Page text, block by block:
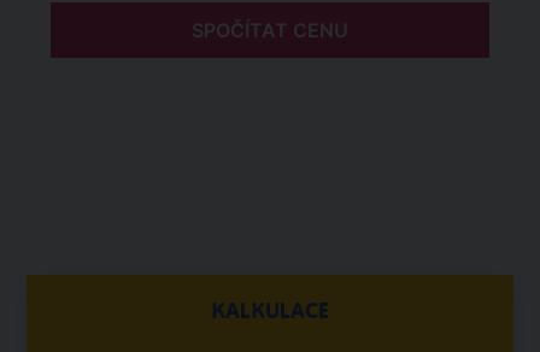
SPOČÍTAT CENU
KALKULACE